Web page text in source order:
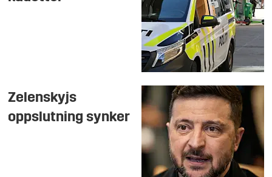
Zelenskyjs
oppslutning synker